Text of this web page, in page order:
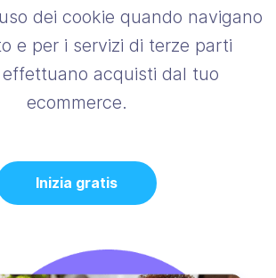
dei cookie quando navigano
e per i servizi di terze parti
acquisti dal tuo
ecommerce.
Inizia gratis